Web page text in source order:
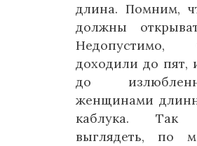
длина. Помним,
должны
доходили до пят,
до
женщинами
каблука.
выглядеть, по